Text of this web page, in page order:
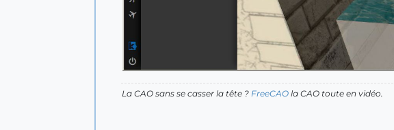
La CAO sans se casser la tête ? FreeCAO la CAO toute en vidéo.